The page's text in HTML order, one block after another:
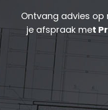
Ontvang advies
je afspraak met